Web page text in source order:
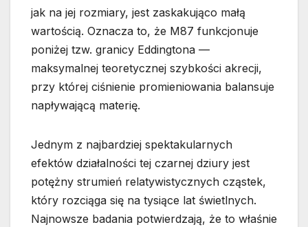
jak na jej rozmiary, jest zaskakująco małą
wartością. Oznacza to, że M87 funkcjonuje
poniżej tzw. granicy Eddingtona —
maksymalnej teoretycznej szybkości akrecji,
przy której ciśnienie promieniowania balansuje
napływającą materię.
Jednym z najbardziej spektakularnych
efektów działalności tej czarnej dziury jest
potężny strumień relatywistycznych cząstek,
który rozciąga się na tysiące lat świetlnych.
Najnowsze badania potwierdzają, że to właśnie